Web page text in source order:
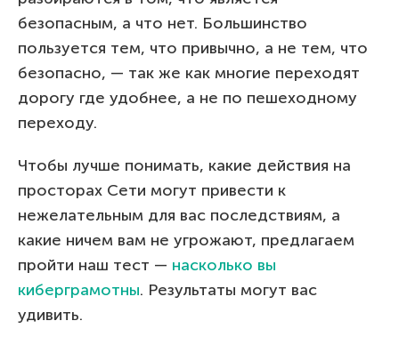
безопасным, а что нет. Большинство
пользуется тем, что привычно, а не тем, что
безопасно, — так же как многие переходят
дорогу где удобнее, а не по пешеходному
переходу.
Чтобы лучше понимать, какие действия на
просторах Сети могут привести к
нежелательным для вас последствиям, а
какие ничем вам не угрожают, предлагаем
пройти наш тест — насколько вы
киберграмотны. Результаты могут вас
удивить.